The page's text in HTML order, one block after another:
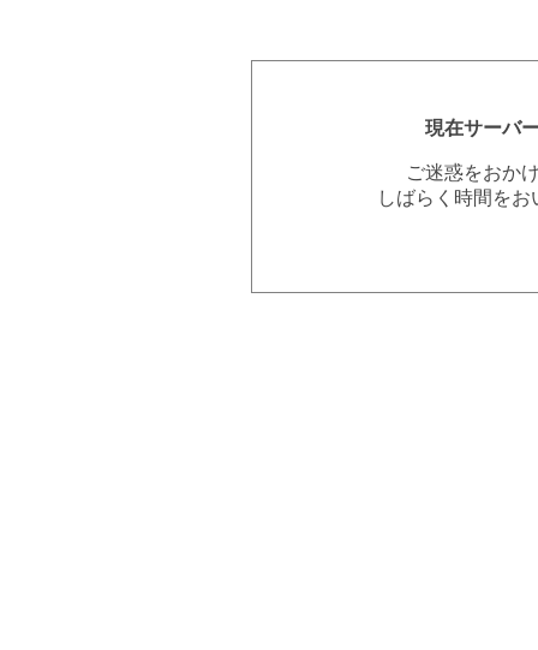
現在サーバ
ご迷惑をおか
しばらく時間を